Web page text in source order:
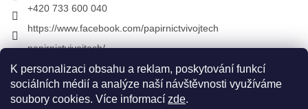
K personalizaci obsahu a reklam, poskytování funkcí
sociálních médií a analýze naší návštěvnosti využíváme
soubory cookies. Více informací zde.
+420 733 600 040
https://www.facebook.com/papirnictvivojtech
papirnictvivojtech/
+420 733 600 040